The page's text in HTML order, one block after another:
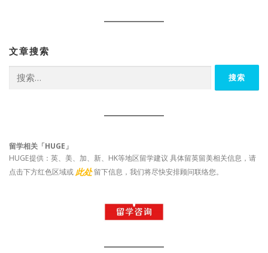
文章搜索
索：
留学相关「HUGE」
HUGE提供：英、美、加、新、HK等地区留学建议 具体留英留美相关信息，请
点击下方红色区域或 此处 留下信息，我们将尽快安排顾问联络您。